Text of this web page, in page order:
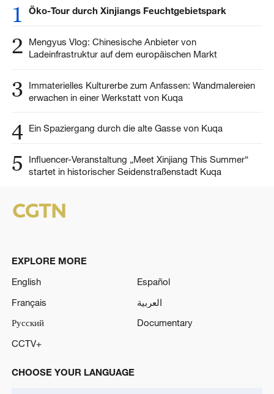
1 Öko-Tour durch Xinjiangs Feuchtgebietspark
2
Mengyus Vlog: Chinesische Anbieter von
Ladeinfrastruktur auf dem europäischen Markt
3
Immaterielles Kulturerbe zum Anfassen: Wandmalereien
erwachen in einer Werkstatt von Kuqa
4 Ein Spaziergang durch die alte Gasse von Kuqa
5
Influencer-Veranstaltung „Meet Xinjiang This Summer“
startet in historischer Seidenstraßenstadt Kuqa
EXPLORE MORE
English
Español
Français
العربية
Русский
Documentary
CCTV+
CHOOSE YOUR LANGUAGE